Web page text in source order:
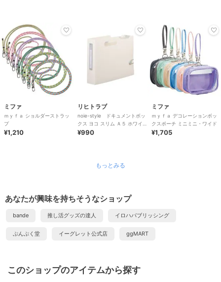
ミファ
ｍｙｆａ ショルダーストラッ
プ
¥1,210
リヒトラブ
noie-style ドキュメントボッ
クス ヨコ スリム Ａ５ ホワイ
ト ６仕切（７ポケット）
¥990
ミファ
ｍｙｆａ デコレーションボッ
クスポーチ ミニミニ・ワイド
¥1,705
もっとみる
あなたが興味を持ちそうなショップ
bande 推し活グッズの達人 イロハパブリッシング
ぷんぷく堂 イーグレット公式店 ggMART
このショップのアイテムから探す